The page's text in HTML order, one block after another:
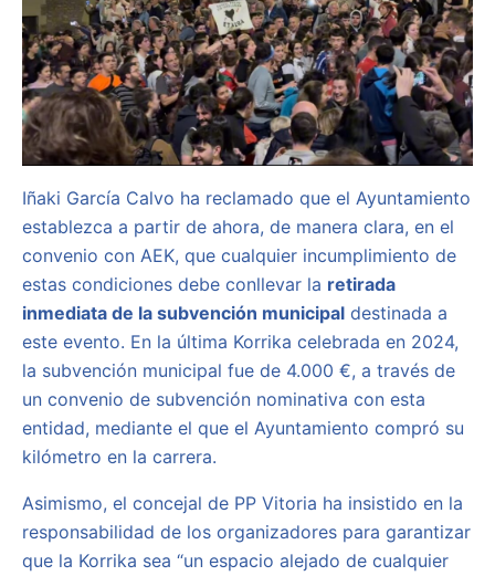
Iñaki García Calvo ha reclamado que el Ayuntamiento
establezca a partir de ahora, de manera clara, en el
convenio con AEK, que cualquier incumplimiento de
estas condiciones debe conllevar la retirada
inmediata de la subvención municipal destinada a
este evento. En la última Korrika celebrada en 2024,
la subvención municipal fue de 4.000 €, a través de
un convenio de subvención nominativa con esta
entidad, mediante el que el Ayuntamiento compró su
kilómetro en la carrera.
Asimismo, el concejal de PP Vitoria ha insistido en la
responsabilidad de los organizadores para garantizar
que la Korrika sea “un espacio alejado de cualquier